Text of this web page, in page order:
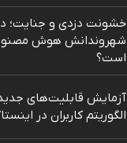
خشونت دزدی و جنایت؛
شهروندانش هوش
است؟
آزمایش قابلیت‌های
الگوریتم کاربران در